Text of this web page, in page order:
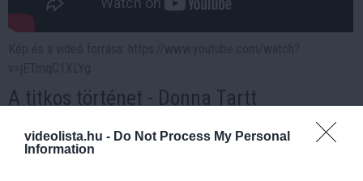
videolista.hu - Do Not Process My Personal
Information
A titkos történet - Donna Tartt
Egy vermonti egyetemen négy fiú és egy lány
megközelíthetetlen, titokzatos társaságot alkot. Összeköti